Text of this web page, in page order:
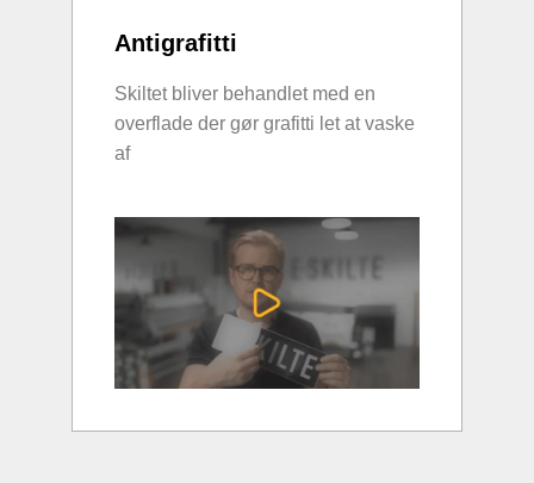
Antigrafitti
Skiltet bliver behandlet med en
overflade der gør grafitti let at vaske
af